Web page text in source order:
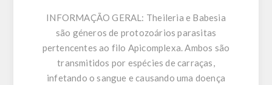
INFORMAÇÃO GERAL: Theileria e Babesia
são géneros de protozoários parasitas
pertencentes ao filo Apicomplexa. Ambos são
transmitidos por espécies de carraças,
infetando o sangue e causando uma doença